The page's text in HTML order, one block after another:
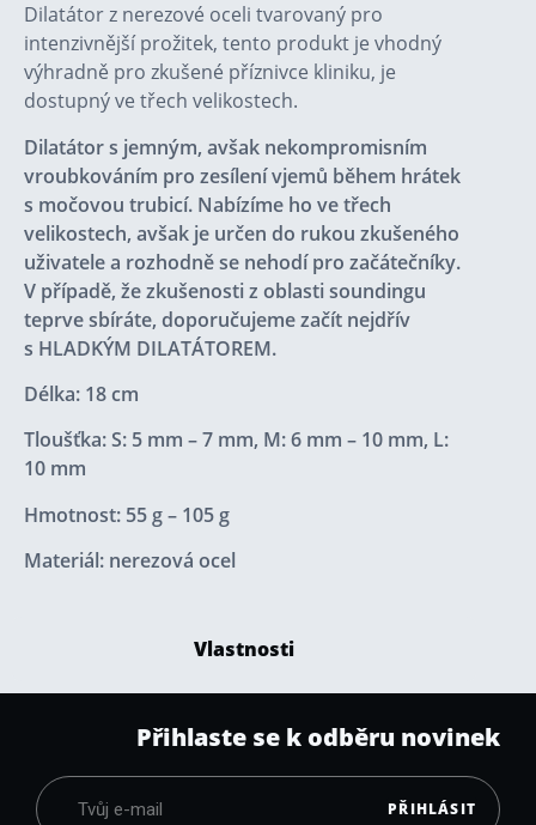
Vlastnosti
Dilatátor z nerezové oceli tvarovaný pro
intenzivnější prožitek, tento produkt je vhodný
výhradně pro zkušené příznivce kliniku, je
dostupný ve třech velikostech.
Dilatátor s jemným, avšak nekompromisním
vroubkováním pro zesílení vjemů během hrátek
s močovou trubicí. Nabízíme ho ve třech
velikostech, avšak je určen do rukou zkušeného
uživatele a rozhodně se nehodí pro začátečníky.
V případě, že zkušenosti z oblasti soundingu
teprve sbíráte, doporučujeme začít nejdřív
s HLADKÝM DILATÁTOREM.
Délka: 18 cm
Tloušťka: S: 5 mm – 7 mm, M: 6 mm – 10 mm, L:
10 mm
Hmotnost: 55 g – 105 g
Materiál: nerezová ocel
Přihlaste se k odběru novinek
PŘIHLÁSIT